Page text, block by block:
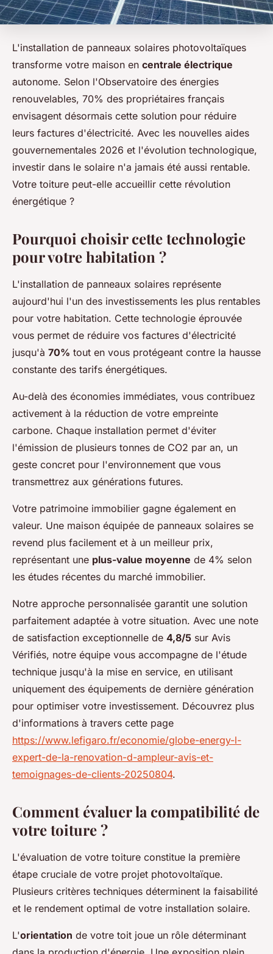
L'installation de panneaux solaires photovoltaïques
transforme votre maison en centrale électrique
autonome. Selon l'Observatoire des énergies
renouvelables, 70% des propriétaires français
envisagent désormais cette solution pour réduire
leurs factures d'électricité. Avec les nouvelles aides
gouvernementales 2026 et l'évolution technologique,
investir dans le solaire n'a jamais été aussi rentable.
Votre toiture peut-elle accueillir cette révolution
énergétique ?
Pourquoi choisir cette technologie
pour votre habitation ?
L'installation de panneaux solaires représente
aujourd'hui l'un des investissements les plus rentables
pour votre habitation. Cette technologie éprouvée
vous permet de réduire vos factures d'électricité
jusqu'à 70% tout en vous protégeant contre la hausse
constante des tarifs énergétiques.
Au-delà des économies immédiates, vous contribuez
activement à la réduction de votre empreinte
carbone. Chaque installation permet d'éviter
l'émission de plusieurs tonnes de CO2 par an, un
geste concret pour l'environnement que vous
transmettrez aux générations futures.
Votre patrimoine immobilier gagne également en
valeur. Une maison équipée de panneaux solaires se
revend plus facilement et à un meilleur prix,
représentant une plus-value moyenne de 4% selon
les études récentes du marché immobilier.
Notre approche personnalisée garantit une solution
parfaitement adaptée à votre situation. Avec une note
de satisfaction exceptionnelle de 4,8/5 sur Avis
Vérifiés, notre équipe vous accompagne de l'étude
technique jusqu'à la mise en service, en utilisant
uniquement des équipements de dernière génération
pour optimiser votre investissement. Découvrez plus
d'informations à travers cette page
https://www.lefigaro.fr/economie/globe-energy-l-
expert-de-la-renovation-d-ampleur-avis-et-
temoignages-de-clients-20250804.
Comment évaluer la compatibilité de
votre toiture ?
L'évaluation de votre toiture constitue la première
étape cruciale de votre projet photovoltaïque.
Plusieurs critères techniques déterminent la faisabilité
et le rendement optimal de votre installation solaire.
L'orientation de votre toit joue un rôle déterminant